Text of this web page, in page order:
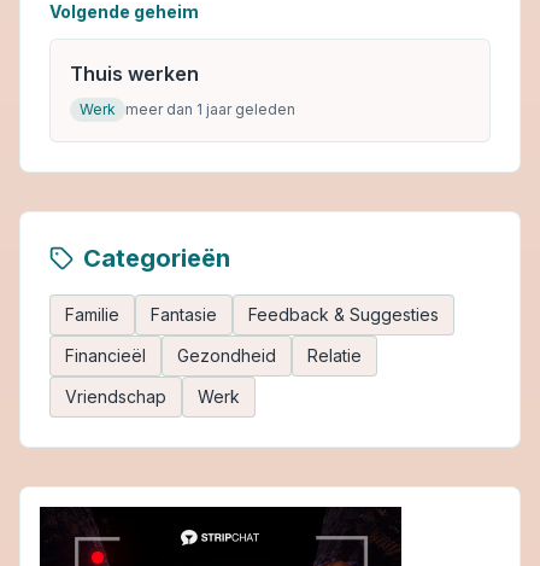
Volgende geheim
Thuis werken
Werk meer dan 1 jaar geleden
Categorieën
Familie Fantasie
Feedback & Suggesties
Financieël
Gezondheid
Relatie
Vriendschap
Werk